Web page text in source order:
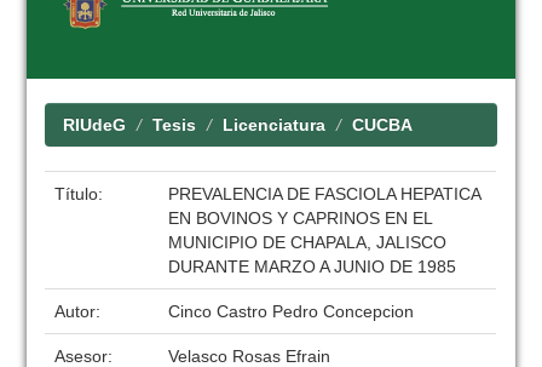
RIUdeG Tesis Licenciatura CUCBA
Título:
PREVALENCIA DE FASCIOLA HEPATICA
EN BOVINOS Y CAPRINOS EN EL
MUNICIPIO DE CHAPALA, JALISCO
DURANTE MARZO A JUNIO DE 1985
Autor: Cinco Castro Pedro Concepcion
Asesor: Velasco Rosas Efrain